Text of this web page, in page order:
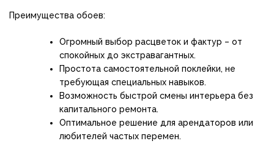
Преимущества обоев:
Огромный выбор расцветок и фактур – от
спокойных до экстравагантных.
Простота самостоятельной поклейки, не
требующая специальных навыков.
Возможность быстрой смены интерьера без
капитального ремонта.
Оптимальное решение для арендаторов или
любителей частых перемен.